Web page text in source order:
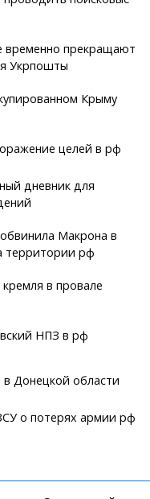
временно прекращают
Укрпошты
Крыму
целей в рф
дневник для
Макрона в
территории рф
в провале
НПЗ в рф
Донецкой области
о потерях армии рф